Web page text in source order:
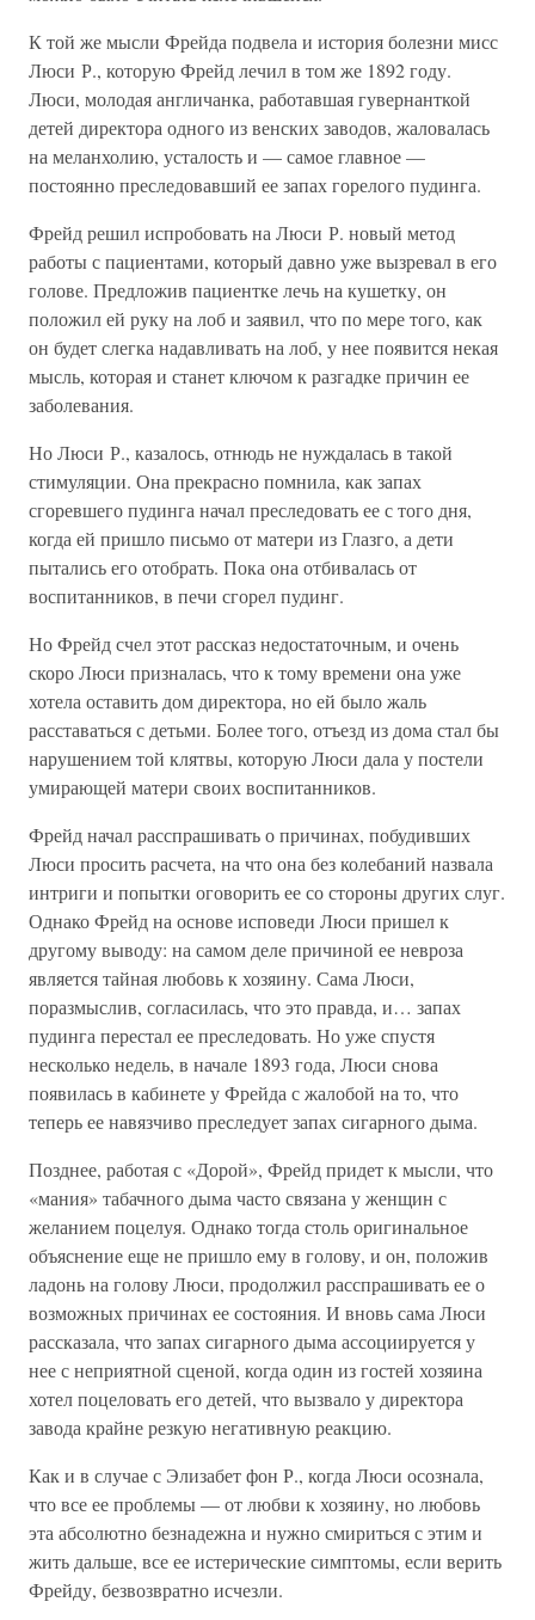
К той же мысли Фрейда подвела и история болезни мисс
Люси Р., которую Фрейд лечил в том же 1892 году.
Люси, молодая англичанка, работавшая гувернанткой
детей директора одного из венских заводов, жаловалась
на меланхолию, усталость и — самое главное —
постоянно преследовавший ее запах горелого пудинга.
Фрейд решил испробовать на Люси Р. новый метод
работы с пациентами, который давно уже вызревал в его
голове. Предложив пациентке лечь на кушетку, он
положил ей руку на лоб и заявил, что по мере того, как
он будет слегка надавливать на лоб, у нее появится некая
мысль, которая и станет ключом к разгадке причин ее
заболевания.
Но Люси Р., казалось, отнюдь не нуждалась в такой
стимуляции. Она прекрасно помнила, как запах
сгоревшего пудинга начал преследовать ее с того дня,
когда ей пришло письмо от матери из Глазго, а дети
пытались его отобрать. Пока она отбивалась от
воспитанников, в печи сгорел пудинг.
Но Фрейд счел этот рассказ недостаточным, и очень
скоро Люси призналась, что к тому времени она уже
хотела оставить дом директора, но ей было жаль
расставаться с детьми. Более того, отъезд из дома стал бы
нарушением той клятвы, которую Люси дала у постели
умирающей матери своих воспитанников.
Фрейд начал расспрашивать о причинах, побудивших
Люси просить расчета, на что она без колебаний назвала
интриги и попытки оговорить ее со стороны других слуг.
Однако Фрейд на основе исповеди Люси пришел к
другому выводу: на самом деле причиной ее невроза
является тайная любовь к хозяину. Сама Люси,
поразмыслив, согласилась, что это правда, и… запах
пудинга перестал ее преследовать. Но уже спустя
несколько недель, в начале 1893 года, Люси снова
появилась в кабинете у Фрейда с жалобой на то, что
теперь ее навязчиво преследует запах сигарного дыма.
Позднее, работая с «Дорой», Фрейд придет к мысли, что
«мания» табачного дыма часто связана у женщин с
желанием поцелуя. Однако тогда столь оригинальное
объяснение еще не пришло ему в голову, и он, положив
ладонь на голову Люси, продолжил расспрашивать ее о
возможных причинах ее состояния. И вновь сама Люси
рассказала, что запах сигарного дыма ассоциируется у
нее с неприятной сценой, когда один из гостей хозяина
хотел поцеловать его детей, что вызвало у директора
завода крайне резкую негативную реакцию.
Как и в случае с Элизабет фон Р., когда Люси осознала,
что все ее проблемы — от любви к хозяину, но любовь
эта абсолютно безнадежна и нужно смириться с этим и
жить дальше, все ее истерические симптомы, если верить
Фрейду, безвозвратно исчезли.